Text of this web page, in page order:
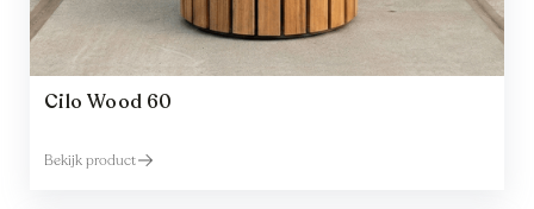
Cilo Wood 60
Bekijk product